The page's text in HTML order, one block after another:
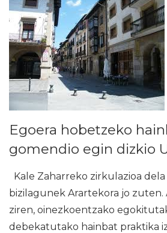
Egoera hobetzeko
gomendio egin dizkio
Kale Zaharreko zirkulazioa
bizilagunek Arartekora jo
ziren, oinezkoentzako
debekatutako hainbat praktika